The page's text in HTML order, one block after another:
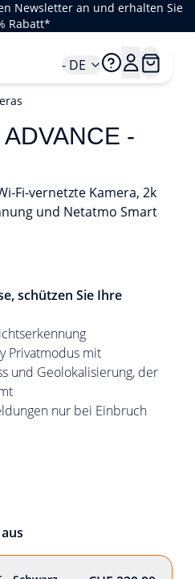
Newsletter an und erhalten Sie
Rabatt*
- DE
-
Fi-vernetzte Kamera, 2k
und Netatmo Smart
schützen Sie Ihre
Privatmodus mit
und Geolokalisierung, der
nur bei Einbruch